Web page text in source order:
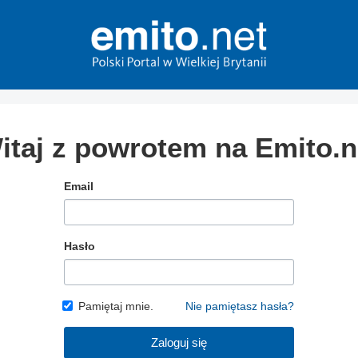
z powrotem na
Email
Hasło
Pamiętaj mnie. Nie pamiętasz hasła?
Zaloguj się